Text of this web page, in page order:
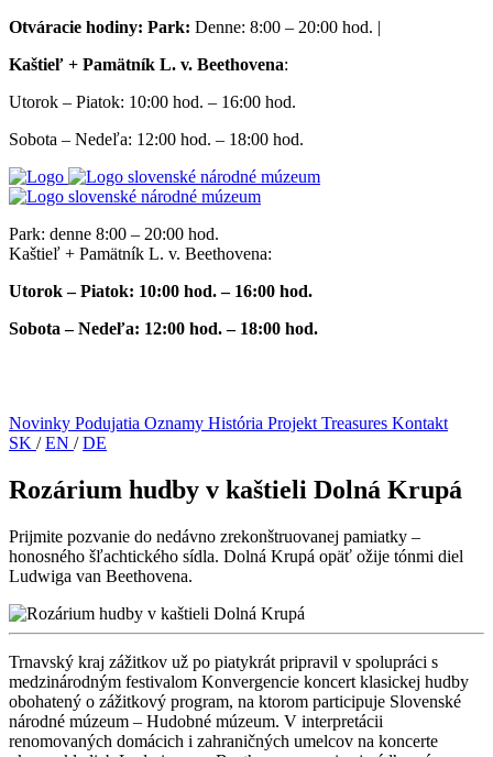
Otváracie hodiny: Park: Denne: 8:00 – 20:00 hod. |
Kaštieľ + Pamätník L. v. Beethovena:
Utorok – Piatok: 10:00 hod. – 16:00 hod.
Sobota – Nedeľa: 12:00 hod. – 18:00 hod.
Park: denne 8:00 – 20:00 hod.
Kaštieľ + Pamätník L. v. Beethovena:
Utorok – Piatok: 10:00 hod. – 16:00 hod.
Sobota – Nedeľa: 12:00 hod. – 18:00 hod.
Novinky Podujatia Oznamy História Projekt Treasures Kontakt
SK /EN /DE
Rozárium hudby v kaštieli Dolná Krupá
Prijmite pozvanie do nedávno zrekonštruovanej pamiatky –
honosného šľachtického sídla. Dolná Krupá opäť ožije tónmi diel
Ludwiga van Beethovena.
Trnavský kraj zážitkov už po piatykrát pripravil v spolupráci s
medzinárodným festivalom Konvergencie koncert klasickej hudby
obohatený o zážitkový program, na ktorom participuje Slovenské
národné múzeum – Hudobné múzeum. V interpretácii
renomovaných domácich i zahraničných umelcov na koncerte